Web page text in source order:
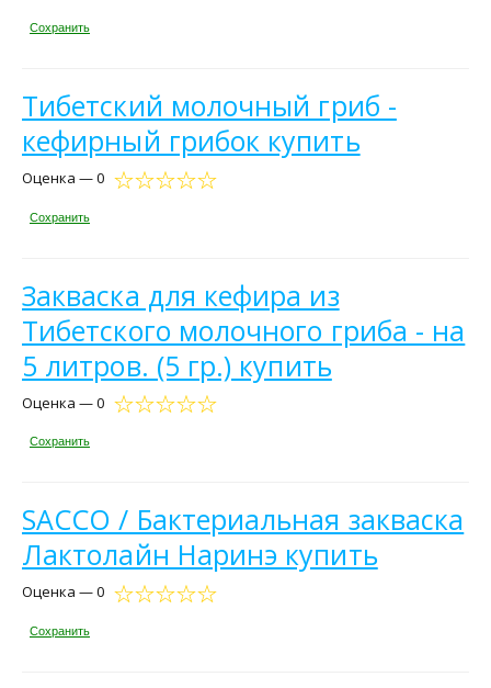
Сохранить
Тибетский молочный гриб -
кефирный грибок купить
Оценка — 0
Сохранить
Закваска для кефира из
Тибетского молочного гриба - на
5 литров. (5 гр.) купить
Оценка — 0
Сохранить
SACCO / Бактериальная закваска
Лактолайн Наринэ купить
Оценка — 0
Сохранить